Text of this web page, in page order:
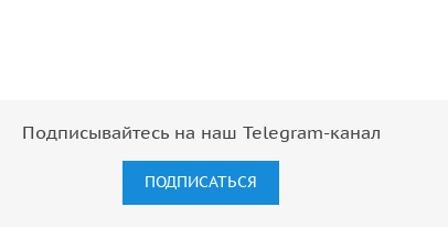
Подписывайтесь на наш Telegram-канал
ПОДПИСАТЬСЯ